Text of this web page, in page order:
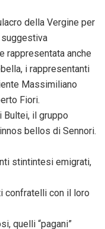
della Vergine per
suggestiva
rappresentata anche
i rappresentanti
Massimiliano
Fiori.
Bultei, il gruppo
bellos di Sennori.
stintintesi emigrati,
confratelli con il loro
quelli “pagani”